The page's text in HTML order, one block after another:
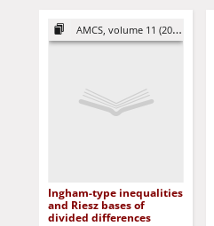
AMCS, volume 11 (2001)
Ingham-type inequalities
and Riesz bases of
divided differences